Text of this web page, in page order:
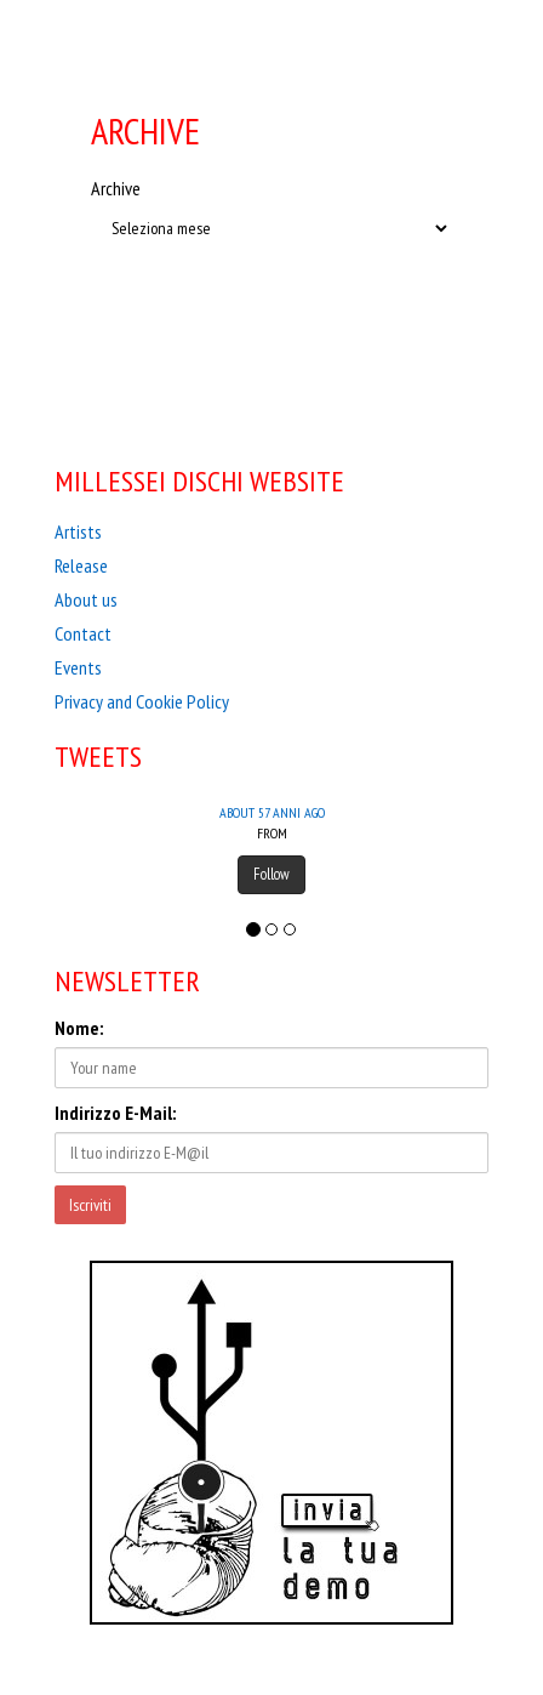
ARCHIVE
Archive
MILLESSEI DISCHI WEBSITE
Artists
Release
About us
Contact
Events
Privacy and Cookie Policy
TWEETS
ABOUT 57 ANNI AGO
FROM
Follow
NEWSLETTER
Nome:
Indirizzo E-Mail: